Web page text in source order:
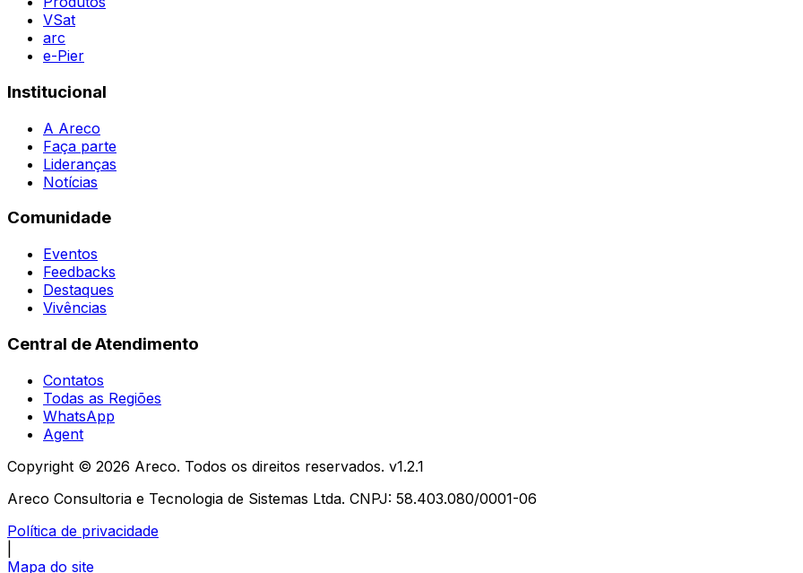
VSat
arc
e-Pier
Institucional
A Areco
Faça parte
Lideranças
Notícias
Comunidade
Eventos
Feedbacks
Destaques
Vivências
Central de Atendimento
Contatos
Todas as Regiões
WhatsApp
Agent
Copyright © 2026 Areco. Todos os direitos reservados. v1.2.1
Areco Consultoria e Tecnologia de Sistemas Ltda. CNPJ: 58.403.080/0001-06
Política de privacidade
Mapa do site